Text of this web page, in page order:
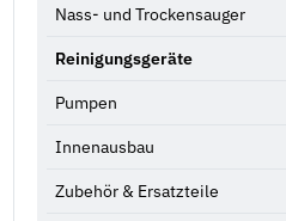
Nass- und Trockensauger
Reinigungsgeräte
Pumpen
Innenausbau
Zubehör & Ersatzteile